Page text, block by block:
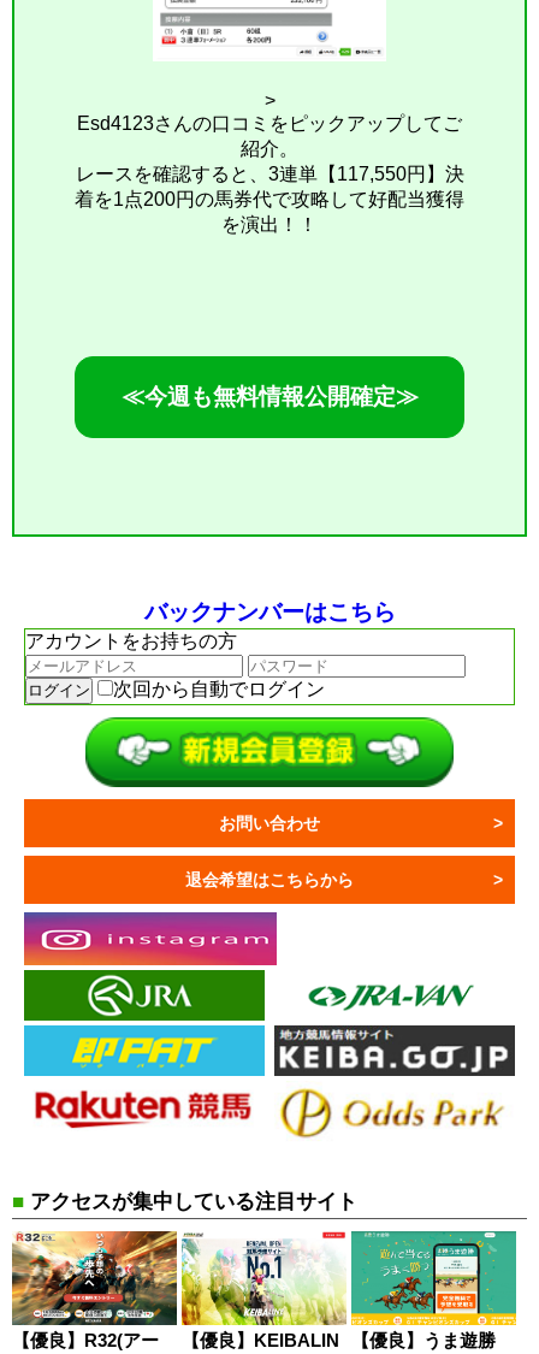
>
Esd4123さんの口コミをピックアップしてご
紹介。
レースを確認すると、3連単【117,550円】決
着を1点200円の馬券代で攻略して好配当獲得
を演出！！
≪今週も無料情報公開確定≫
バックナンバーはこちら
アカウントをお持ちの方
次回から自動でログイン
お問い合わせ
退会希望はこちらから
■ アクセスが集中している注目サイト
【優良】R32(アー
【優良】KEIBALIN
【優良】うま遊勝